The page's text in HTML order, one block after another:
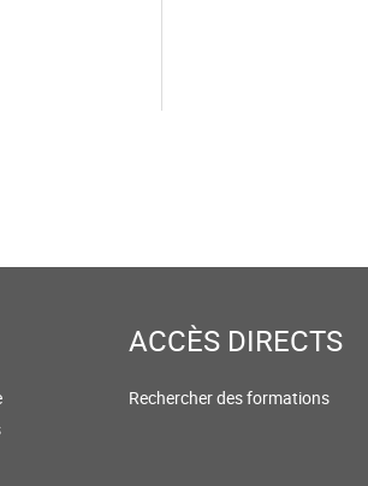
ACCÈS DIRECTS
Rechercher des formations